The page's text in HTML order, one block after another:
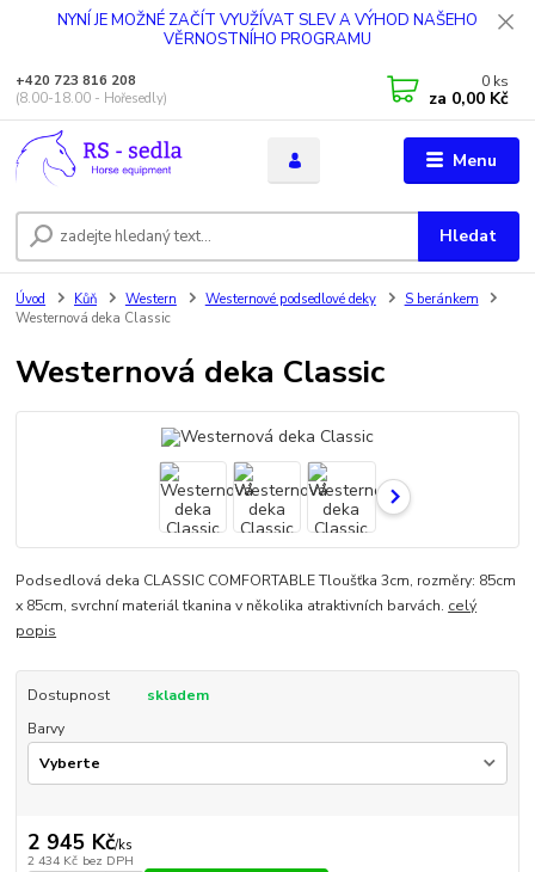
NYNÍ JE MOŽNÉ ZAČÍT VYUŽÍVAT SLEV A VÝHOD NAŠEHO
VĚRNOSTNÍHO PROGRAMU
Menu
Hledat
+420 723 816 208
(8.00-18.00 - Hořesedly)
0 ks
za 0,00 Kč
Úvod Kůň Western Westernové podsedlové deky
S beránkem
Westernová deka Classic
Westernová deka Classic
Podsedlová deka CLASSIC COMFORTABLE Tloušťka 3cm, rozměry: 85cm
x 85cm, svrchní materiál tkanina v několika atraktivních barvách. celý
popis
Dostupnost
skladem
Barvy
2 945 Kč/ks
2 434 Kč bez DPH